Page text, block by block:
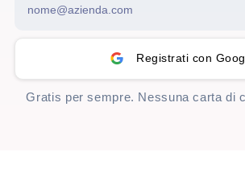
Registrati con
Gratis per sempre. Nessuna carta di